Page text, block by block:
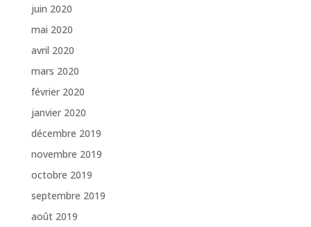
juin 2020
mai 2020
avril 2020
mars 2020
février 2020
janvier 2020
décembre 2019
novembre 2019
octobre 2019
septembre 2019
août 2019